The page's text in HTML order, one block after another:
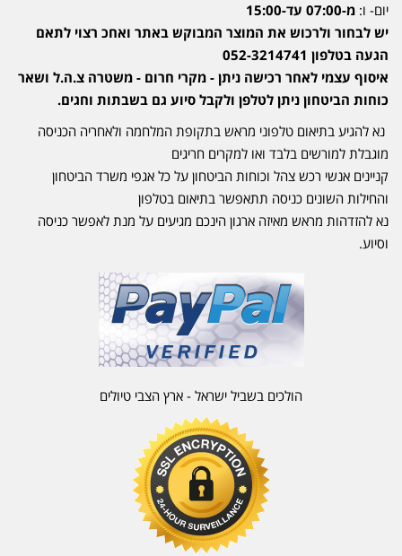
יום- ו: מ-07:00 עד-15:00
יש לבחור ולרכוש את המוצר המבוקש באתר ואחכ רצוי לתאם
הגעה בטלפון 052-3214741
איסוף עצמי לאחר רכישה ניתן - מקרי חרום - משטרה צ.ה.ל ושאר
כוחות הביטחון ניתן לטלפן ולקבל סיוע גם בשבתות וחגים.
נא להגיע בתיאום טלפוני מראש בתקופת המלחמה ולאחריה הכניסה
מוגבלת למורשים בלבד ואו למקרים חריגים
קניינים אנשי רכש צהל וכוחות הביטחון על כל אגפי משרד הביטחון
והחילות השונים כניסה תתאפשר בתיאום בטלפון
נא להזדהות מראש מאיזה ארגון הינכם מגיעים על מנת לאפשר כניסה
וסיוע.
הולכים בשביל ישראל - ארץ הצבי טיולים